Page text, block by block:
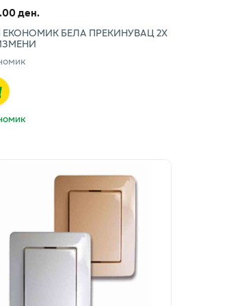
ден.
ЕКОНОМИК БЕЛА ПРЕКИНУВАЦ 2X